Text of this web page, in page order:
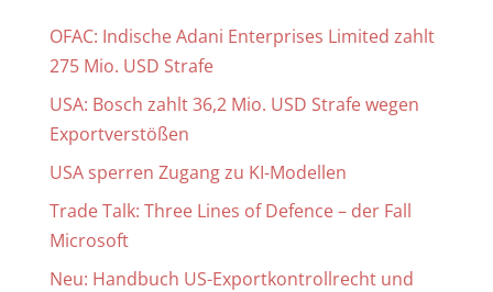
OFAC: Indische Adani Enterprises Limited zahlt
275 Mio. USD Strafe
USA: Bosch zahlt 36,2 Mio. USD Strafe wegen
Exportverstößen
USA sperren Zugang zu KI-Modellen
Trade Talk: Three Lines of Defence – der Fall
Microsoft
Neu: Handbuch US-Exportkontrollrecht und